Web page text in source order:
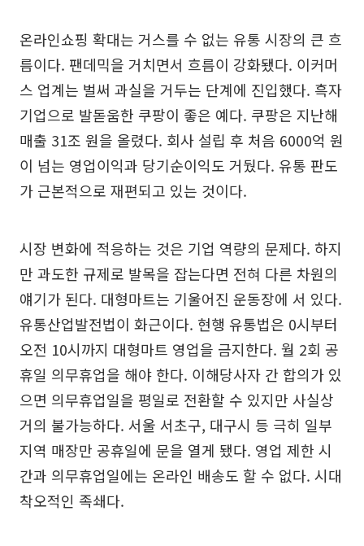
온라인쇼핑 확대는 거스를 수 없는 유통 시장의 큰 흐
름이다. 팬데믹을 거치면서 흐름이 강화됐다. 이커머
스 업계는 벌써 과실을 거두는 단계에 진입했다. 흑자
기업으로 발돋움한 쿠팡이 좋은 예다. 쿠팡은 지난해
매출 31조 원을 올렸다. 회사 설립 후 처음 6000억 원
이 넘는 영업이익과 당기순이익도 거뒀다. 유통 판도
가 근본적으로 재편되고 있는 것이다.
시장 변화에 적응하는 것은 기업 역량의 문제다. 하지
만 과도한 규제로 발목을 잡는다면 전혀 다른 차원의
얘기가 된다. 대형마트는 기울어진 운동장에 서 있다.
유통산업발전법이 화근이다. 현행 유통법은 0시부터
오전 10시까지 대형마트 영업을 금지한다. 월 2회 공
휴일 의무휴업을 해야 한다. 이해당사자 간 합의가 있
으면 의무휴업일을 평일로 전환할 수 있지만 사실상
거의 불가능하다. 서울 서초구, 대구시 등 극히 일부
지역 매장만 공휴일에 문을 열게 됐다. 영업 제한 시
간과 의무휴업일에는 온라인 배송도 할 수 없다. 시대
착오적인 족쇄다.